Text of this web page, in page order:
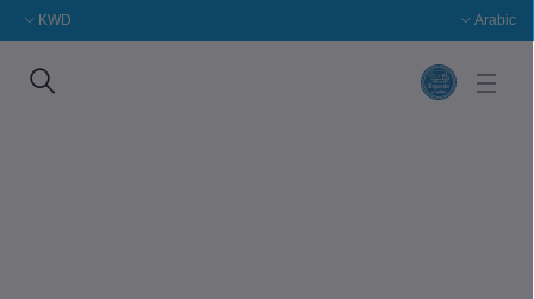
Arabic
KWD